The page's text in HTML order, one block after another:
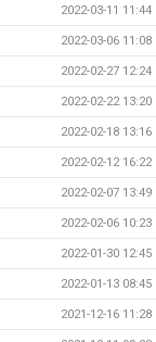
2022-03-11 11:44
2022-03-06 11:08
2022-02-27 12:24
2022-02-22 13:20
2022-02-18 13:16
2022-02-12 16:22
2022-02-07 13:49
2022-02-06 10:23
2022-01-30 12:45
2022-01-13 08:45
2021-12-16 11:28